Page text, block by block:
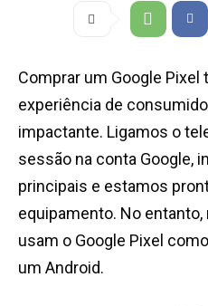
Comprar um Google Pixel
experiência de
impactante. Ligamos o
sessão na conta Google,
principais e estamos
equipamento. No
usam o Google Pixel
um Android.